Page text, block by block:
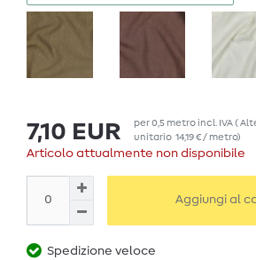
7,10 EUR per0,5 metroincl. IVA(
unitario 14,19 € / metro)
Articolo attualmente non disponibile
Aggiungi al
Spedizione veloce